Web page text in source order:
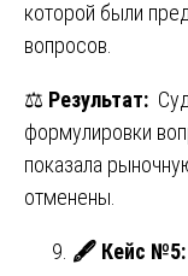
которой были
вопросов.
⚖️ Результат:
формулировки
показала
отменены.
🖋️ Кейс №5